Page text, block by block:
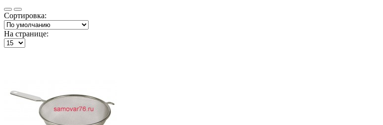
Сортировка:
На странице: